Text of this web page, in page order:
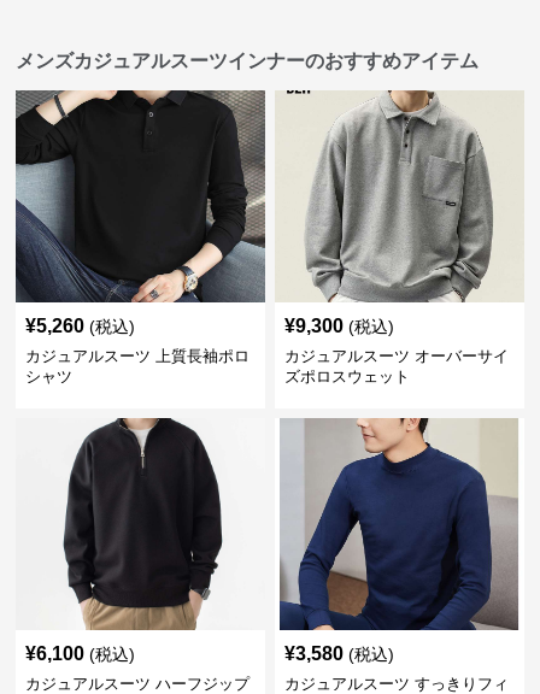
メンズカジュアルスーツインナーのおすすめアイテム
¥5,260 (税込)
カジュアルスーツ 上質長袖ポロ
シャツ
¥9,300 (税込)
カジュアルスーツ オーバーサイ
ズポロスウェット
¥6,100 (税込)
カジュアルスーツ ハーフジップ
¥3,580 (税込)
カジュアルスーツ すっきりフィ